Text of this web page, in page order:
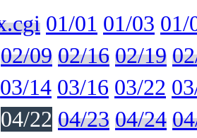
01/01 01/03 01/
02/09 02/16 02/19
03/14 03/16 03/22
04/22 04/23 04/24